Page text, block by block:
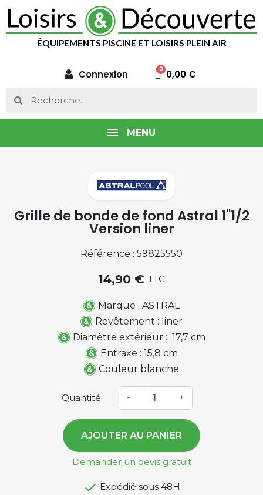
ÉQUIPEMENTS PISCINE ET LOISIRS PLEIN AIR
Connexion 0,00 €
MENU
Grille de bonde de fond Astral 1"1/2
Version liner
Référence : 59825550
14,90 € TTC
Marque : ASTRAL
Revêtement : liner
Diamètre extérieur : 17,7 cm
Entraxe : 15,8 cm
Couleur blanche
Quantité - +
AJOUTER AU PANIER
Demander un devis gratuit
 Expédié sous 48H